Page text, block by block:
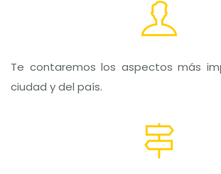
Te contaremos los aspectos más
ciudad y del país.